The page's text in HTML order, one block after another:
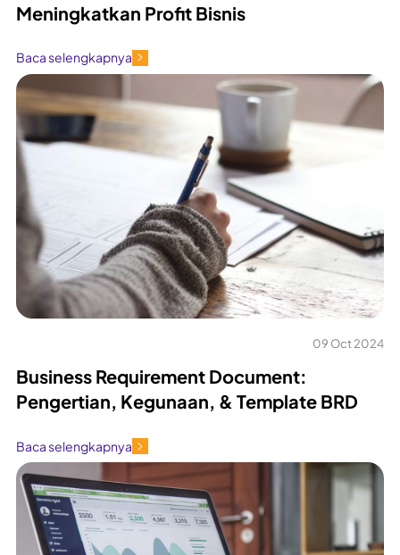
Meningkatkan Profit Bisnis
Baca selengkapnya
09 Oct 2024
Business Requirement Document:
Pengertian, Kegunaan, & Template BRD
Baca selengkapnya